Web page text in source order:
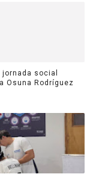
social
Osuna Rodríguez